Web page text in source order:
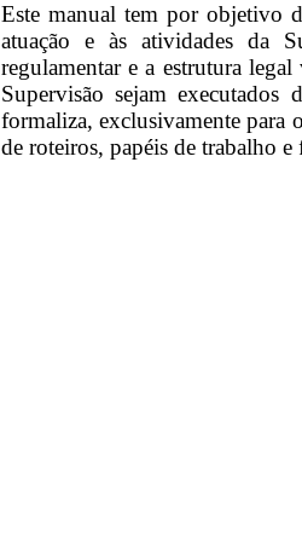
Este manual tem por objetivo
atuação e às atividades da
regulamentar e a estrutura
Supervisão sejam
formaliza, exclusivamente
de roteiros, papéis de trabalho e